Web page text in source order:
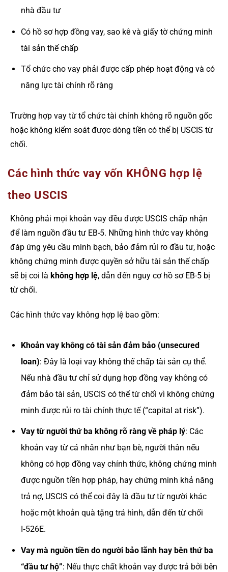
nhà đầu tư
Có hồ sơ hợp đồng vay, sao kê và giấy tờ chứng minh
tài sản thế chấp
Tổ chức cho vay phải được cấp phép hoạt động và có
năng lực tài chính rõ ràng
Trường hợp vay từ tổ chức tài chính không rõ nguồn gốc
hoặc không kiểm soát được dòng tiền có thể bị USCIS từ
chối.
Các hình thức vay vốn KHÔNG hợp lệ
theo USCIS
Không phải mọi khoản vay đều được USCIS chấp nhận
để làm nguồn đầu tư EB-5. Những hình thức vay không
đáp ứng yêu cầu minh bạch, bảo đảm rủi ro đầu tư, hoặc
không chứng minh được quyền sở hữu tài sản thế chấp
sẽ bị coi là không hợp lệ, dẫn đến nguy cơ hồ sơ EB-5 bị
từ chối.
Các hình thức vay không hợp lệ bao gồm:
Khoản vay không có tài sản đảm bảo (unsecured
loan): Đây là loại vay không thế chấp tài sản cụ thể.
Nếu nhà đầu tư chỉ sử dụng hợp đồng vay không có
đảm bảo tài sản, USCIS có thể từ chối vì không chứng
minh được rủi ro tài chính thực tế (“capital at risk”).
Vay từ người thứ ba không rõ ràng về pháp lý: Các
khoản vay từ cá nhân như bạn bè, người thân nếu
không có hợp đồng vay chính thức, không chứng minh
được nguồn tiền hợp pháp, hay chứng minh khả năng
trả nợ, USCIS có thể coi đây là đầu tư từ người khác
hoặc một khoản quà tặng trá hình, dẫn đến từ chối
I‑526E.
Vay mà nguồn tiền do người bảo lãnh hay bên thứ ba
“đầu tư hộ”: Nếu thực chất khoản vay được trả bởi bên